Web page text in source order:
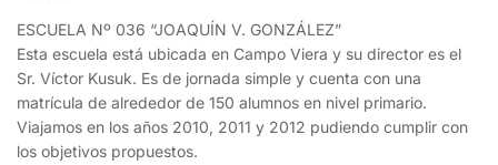
ESCUELA Nº 036 “JOAQUÍN V. GONZÁLEZ”
Esta escuela está ubicada en Campo Viera y su director es el
Sr. Víctor Kusuk. Es de jornada simple y cuenta con una
matrícula de alrededor de 150 alumnos en nivel primario.
Viajamos en los años 2010, 2011 y 2012 pudiendo cumplir con
los objetivos propuestos.